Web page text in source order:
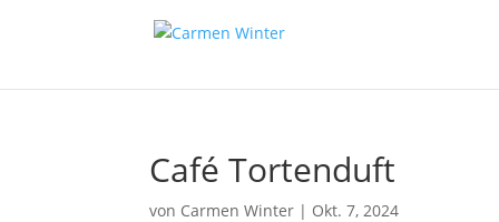
Café Tortenduft
von Carmen Winter | Okt. 7, 2024